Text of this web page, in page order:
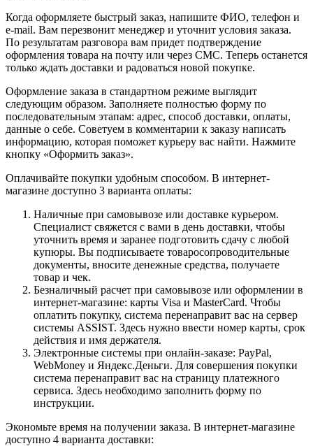
Когда оформляете быстрый заказ, напишите ФИО, телефон и
e-mail. Вам перезвонит менеджер и уточнит условия заказа.
По результатам разговора вам придет подтверждение
оформления товара на почту или через СМС. Теперь останется
только ждать доставки и радоваться новой покупке.
Оформление заказа в стандартном режиме выглядит
следующим образом. Заполняете полностью форму по
последовательным этапам: адрес, способ доставки, оплаты,
данные о себе. Советуем в комментарии к заказу написать
информацию, которая поможет курьеру вас найти. Нажмите
кнопку «Оформить заказ».
Оплачивайте покупки удобным способом. В интернет-
магазине доступно 3 варианта оплаты:
Наличные при самовывозе или доставке курьером.
Специалист свяжется с вами в день доставки, чтобы
уточнить время и заранее подготовить сдачу с любой
купюры. Вы подписываете товаросопроводительные
документы, вносите денежные средства, получаете
товар и чек.
Безналичный расчет при самовывозе или оформлении в
интернет-магазине: карты Visa и MasterCard. Чтобы
оплатить покупку, система перенаправит вас на сервер
системы ASSIST. Здесь нужно ввести номер карты, срок
действия и имя держателя.
Электронные системы при онлайн-заказе: PayPal,
WebMoney и Яндекс.Деньги. Для совершения покупки
система перенаправит вас на страницу платежного
сервиса. Здесь необходимо заполнить форму по
инструкции.
Экономьте время на получении заказа. В интернет-магазине
доступно 4 варианта доставки: